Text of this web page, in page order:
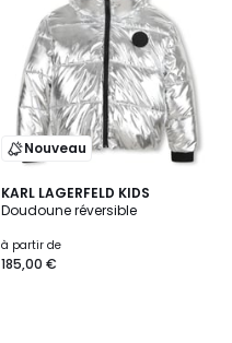
Nouveau
KARL LAGERFELD KIDS
Doudoune réversible
à partir de
185,00 €